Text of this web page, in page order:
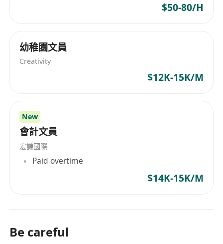
$50-80/H
幼稚園文員
Creativity
$12K-15K/M
New
會計文員
宏謙國際
Paid overtime
$14K-15K/M
Be careful